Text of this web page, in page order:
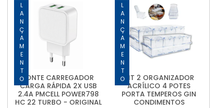
LANÇAMENTOFONTE CARREGADOR
CARGA RÁPIDA 2X USB
2.4A PMCELL POWER798
HC 22 TURBO - ORIGINAL
LANÇAMENTOKIT 2 ORGANIZADOR
ACRÍLICO 4 POTES
PORTA TEMPEROS GIN
CONDIMENTOS